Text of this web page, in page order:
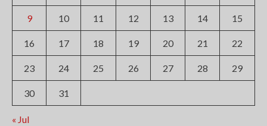
9 10 11 12 13 14 15
16 17 18 19 20 21 22
23 24 25 26 27 28 29
30 31
« Jul